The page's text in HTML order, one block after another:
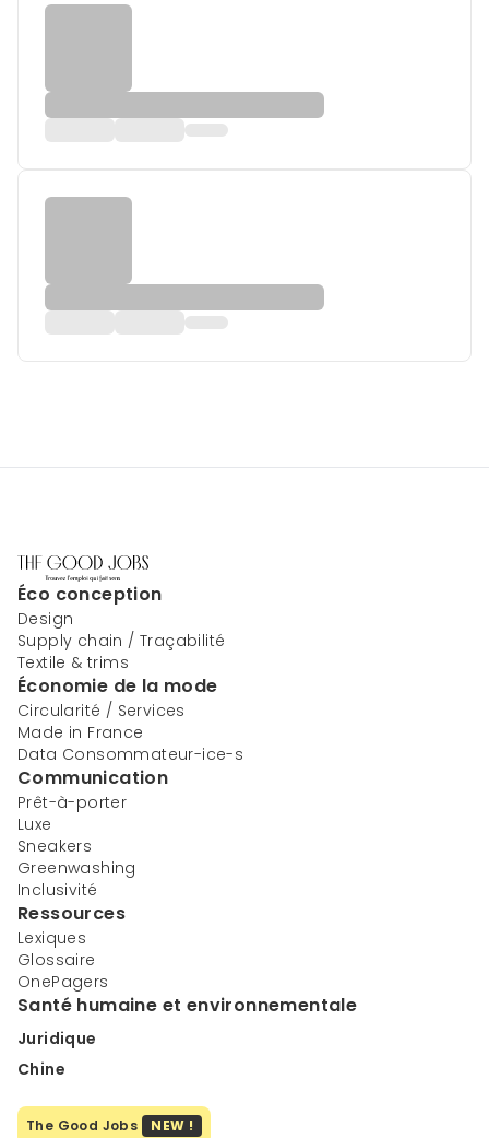
Éco conception
Design
Supply chain / Traçabilité
Textile & trims
Économie de la mode
Circularité / Services
Made in France
Data Consommateur-ice-s
Communication
Prêt-à-porter
Luxe
Sneakers
Greenwashing
Inclusivité
Ressources
Lexiques
Glossaire
OnePagers
Santé humaine et environnementale
Juridique
Chine
The Good Jobs NEW !